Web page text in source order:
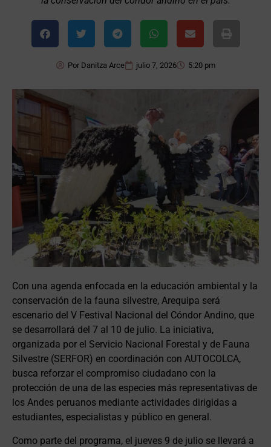
PorDanitza Arce julio 7, 2026 5:20 pm
Con una agenda enfocada en la educación ambiental y la
conservación de la fauna silvestre, Arequipa será
escenario del V Festival Nacional del Cóndor Andino, que
se desarrollará del 7 al 10 de julio. La iniciativa,
organizada por el Servicio Nacional Forestal y de Fauna
Silvestre (SERFOR) en coordinación con AUTOCOLCA,
busca reforzar el compromiso ciudadano con la
protección de una de las especies más representativas de
los Andes peruanos mediante actividades dirigidas a
estudiantes, especialistas y público en general.
Como parte del programa, el jueves 9 de julio se llevará a